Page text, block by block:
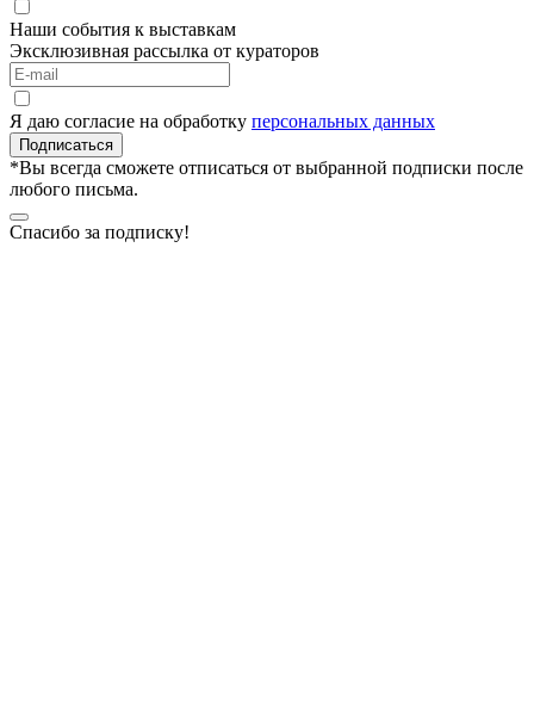
Наши события к выставкам
Эксклюзивная рассылка от кураторов
Я даю согласие на обработку персональных данных
Подписаться
*Вы всегда сможете отписаться от выбранной подписки после
любого письма.
Спасибо за подписку!